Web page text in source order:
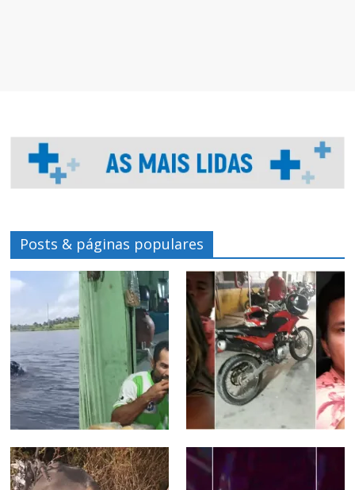
Posts & páginas populares